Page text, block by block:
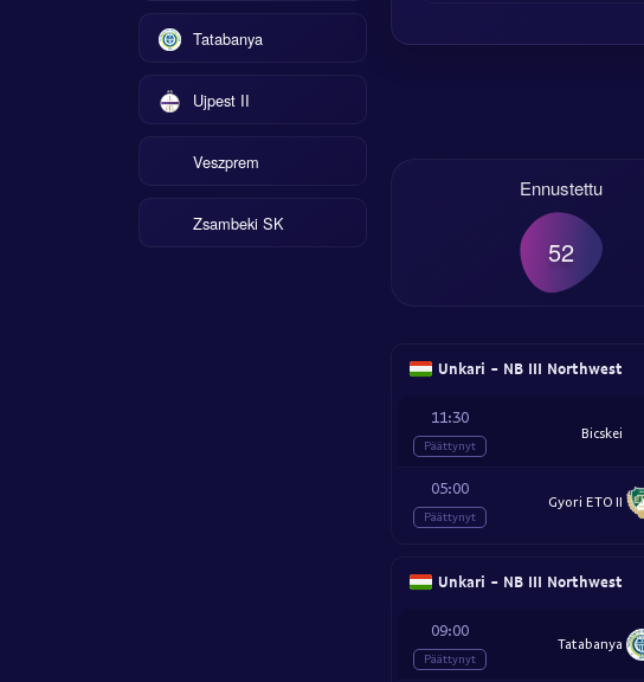
Tatabanya
Ujpest II
Veszprem
Zsambeki SK
Ennustettu
52
Unkari - NB III Northwest
11:30
Päättynyt
Bicskei
05:00
Päättynyt
Gyori ETO II
Unkari - NB III Northwest
09:00
Päättynyt
Tatabanya